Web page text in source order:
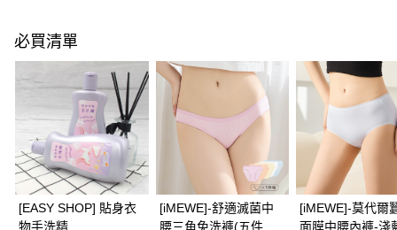
【「AFTEE先享後付」結帳流程】
結帳頁面，進行簡訊認證並確認金額後，即可完成結帳。
２．訂單成立數日內，您將收到繳費通知簡訊。
３．收到繳費通知簡訊後14天內，點擊此簡訊中的連結，可透過四大超商／
ATM／網路銀行／等多元方式進行付款，方視為交易完成。
※ 請注意：結帳手續完成當下不需立刻繳費，但若您需要取消訂單，請聯絡
購買商品的店家。未經商家同意取消之訂單仍視為有效，需透過AFTEE先享
後付繳納相關費用。
※ 交易是否成功請以「AFTEE先享後付 」之結帳頁面顯示為準，若有關於
是否繳費成功／繳費後需取消欲退款等相關疑問，請聯繫「AFTEE先享後付
客戶支援中心」 https://netprotections.freshdesk.com/support/home
每筆NT$100，滿NT$1,500(含以上)免運費
每筆NT$100，滿NT$1,500(含以上)免運費
7-11取付
每筆NT$100，滿NT$1,500(含以上)免運費
付款後7-11取貨
每筆NT$100，滿NT$1,500(含以上)免運費
必買清單
[EASY SHOP] 貼身衣
物手洗精
[iMEWE]-舒適滅菌中
腰三角免洗褲(五件組)-
[iMEWE]-莫代爾
面膜中腰內褲-淺